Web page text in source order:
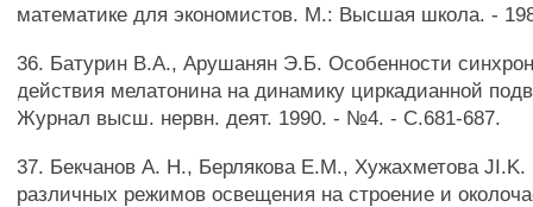
математике для экономистов. М.: Высшая школа. -
36. Батурин В.А., Арушанян Э.Б. Особенности
действия мелатонина на динамику циркадианной
Журнал высш. нервн. деят. 1990. - №4. - С.681-687.
37. Бекчанов А. Н., Берлякова Е.М., Хужахметова
различных режимов освещения на строение и